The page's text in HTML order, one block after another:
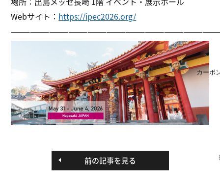
カーボ
Webサイト： https://ipec2026.org/
前の記事を見る